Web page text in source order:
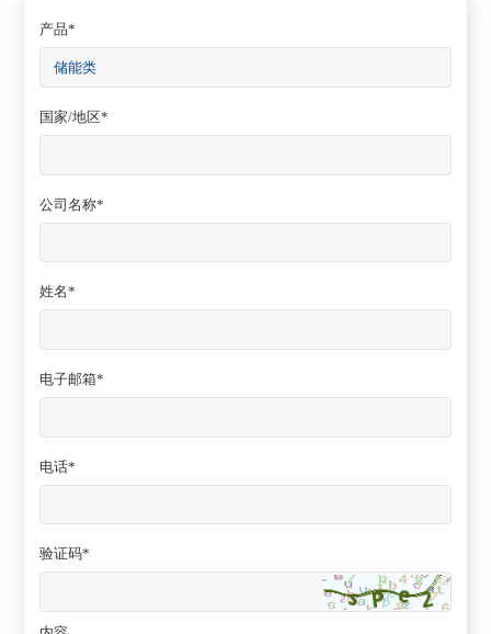
产品*
国家/地区*
公司名称*
姓名*
电子邮箱*
电话*
验证码*